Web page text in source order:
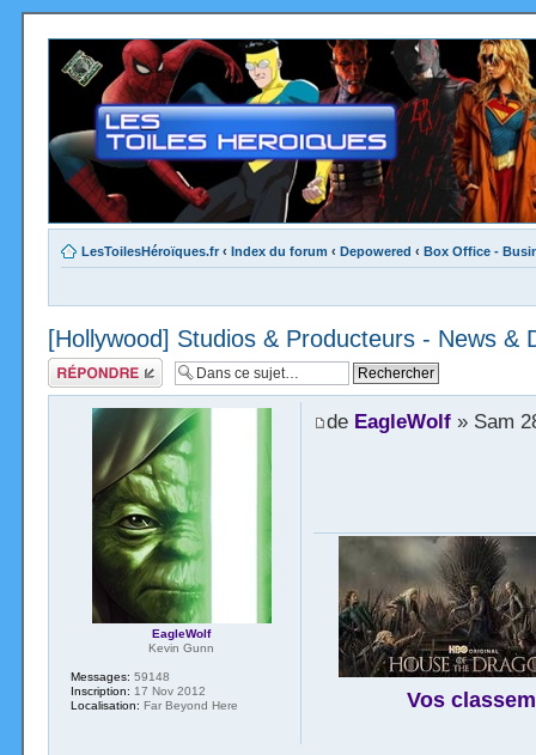
LesToilesHéroïques.fr ‹ Index du forum ‹ Depowered ‹ Box Office -
[Hollywood] Studios & Producteurs - News &
Répondre
de EagleWolf» Sam
Vos
EagleWolf
Kevin Gunn
Messages: 59148
Inscription: 17 Nov 2012
Localisation: Far Beyond Here